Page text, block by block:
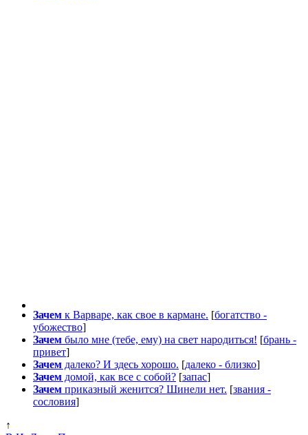
Зачем к Варваре, как свое в кармане. [богатство -
убожество]
Зачем было мне (тебе, ему) на свет народиться! [брань -
привет]
Зачем далеко? И здесь хорошо. [далеко - близко]
Зачем домой, как все с собой? [запас]
Зачем приказный женится? Шинели нет. [звания -
сословия]
↑